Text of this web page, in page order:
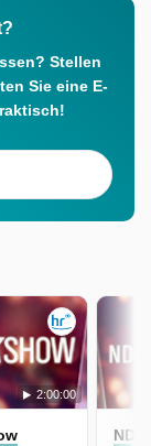
Stellen
Sie eine E-
2:00:00